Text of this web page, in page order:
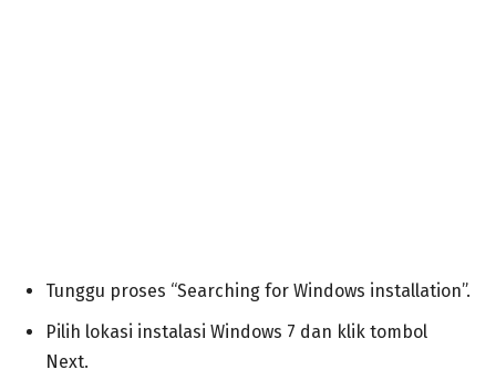
Tunggu proses “Searching for Windows installation”.
Pilih lokasi instalasi Windows 7 dan klik tombol
Next.